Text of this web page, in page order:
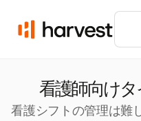
看護師向け
看護シフトの管理は難